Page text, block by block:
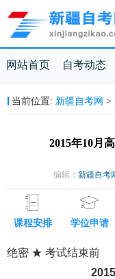
网站首页 自考动态
当前位置: 新疆自考网 >
2015年10月
编辑： 新疆自考
课程安排 学位申请
绝密 ★ 考试结束前